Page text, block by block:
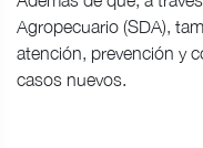
Agropecuario (SDA),
atención, prevención y
casos nuevos.